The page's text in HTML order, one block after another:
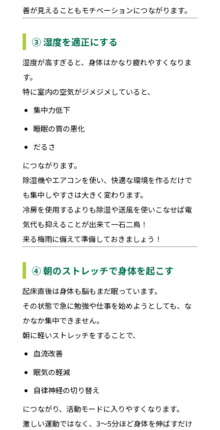
善が見えることもモチベーションにつながります。
③ 湿度を適正にする
湿度が高すぎると、身体はかなり疲れやすくなりま
す。
特に室内の空気がジメジメしていると、
集中力低下
睡眠の質の悪化
だるさ
につながります。
除湿機やエアコンを使い、快適な環境を作るだけで
も集中しやすさは大きく変わります。
冷房を使用するよりも除湿や送風を使いこなせば電
気代も抑えることが出来て一石二鳥！
来る梅雨に備えて準備しておきましょう！
④ 朝のストレッチで身体を起こす
起床直後は身体も脳もまだ眠っています。
その状態で急に勉強や仕事を始めようとしても、な
かなか集中できません。
朝に軽いストレッチをすることで、
血流改善
眠気の軽減
自律神経の切り替え
につながり、活動モードに入りやすくなります。
激しい運動ではなく、3〜5分ほど身体を伸ばすだけ